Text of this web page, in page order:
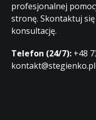
profesjonalnej
stronę. Skontaktuj
konsultację.
Telefon (24/7): +48
kontakt@stegienko.pl